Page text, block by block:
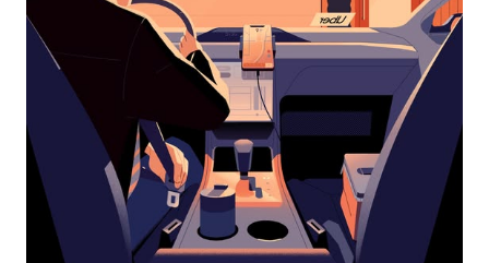
الخروج
لإغلاق
التقويم.